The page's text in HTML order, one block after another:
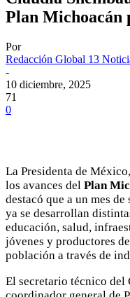
Plan Michoacán
Por
Redacción Global 13
-
10 diciembre, 2025
71
0
La Presidenta de
los avances del Plan
destacó que a un mes
ya se desarrollan
educación, salud,
jóvenes y productores
población a través de
El secretario técnico del